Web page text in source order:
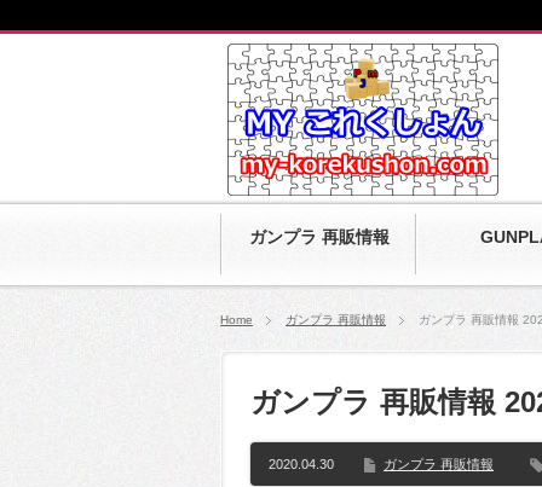
ガンプラ 再販情報
Home ガンプラ 再販情報 ガンプラ 再販情報
ガンプラ 再販情報
2020.04.30 ガンプラ 再販情報